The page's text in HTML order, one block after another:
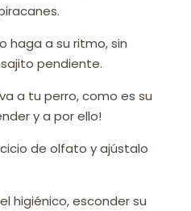
haga a su ritmo, sin
pendiente.
a tu perro, como es su
y a por ello!
de olfato y ajústalo
higiénico, esconder su